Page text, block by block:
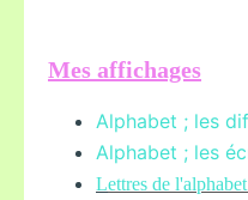
Mes affichages
Alphabet ; les
Alphabet ; les
Lettres de